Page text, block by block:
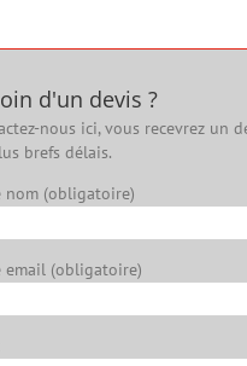
d'un devis ?
nous ici, vous recevrez un
brefs délais.
nom (obligatoire)
email (obligatoire)